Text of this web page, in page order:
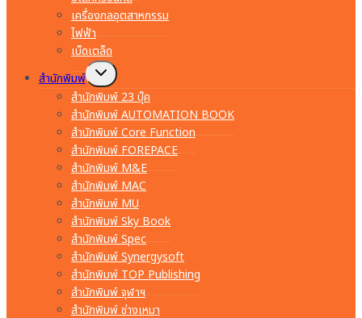
เครื่องกลอุตสาหกรรม
ไฟฟ้า
เบ็ดเตล็ด
สำนักพิมพ์
Toggle
child
menu
สำนักพิมพ์ 23 บุ๊ค
สำนักพิมพ์ AUTOMATION BOOK
สำนักพิมพ์ Core Function
สำนักพิมพ์ FOREPACE
สำนักพิมพ์ M&E
สำนักพิมพ์ MAC
สำนักพิมพ์ MU
สำนักพิมพ์ Sky Book
สำนักพิมพ์ Spec
สำนักพิมพ์ Synergysoft
สำนักพิมพ์ TOP Publishing
สำนักพิมพ์ จุฬาฯ
สำนักพิมพ์ ช่างเหมา